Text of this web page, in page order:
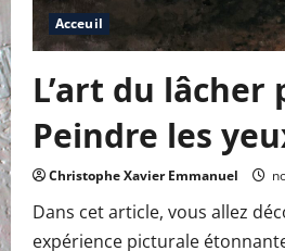
Acceuil
L’art du lâcher
Peindre les
Christophe Xavier Emmanuel
Dans cet article, vous allez
expérience picturale